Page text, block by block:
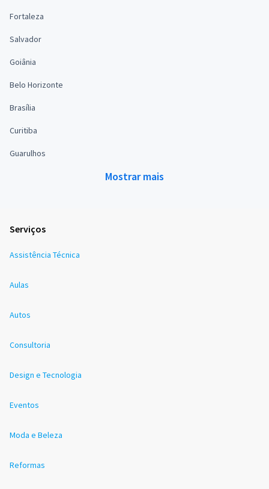
Fortaleza
Salvador
Goiânia
Belo Horizonte
Brasília
Curitiba
Guarulhos
Mostrar mais
Serviços
Assistência Técnica
Aulas
Autos
Consultoria
Design e Tecnologia
Eventos
Moda e Beleza
Reformas